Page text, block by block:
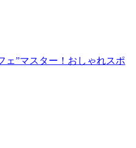
ェ”マスター！おしゃれスポ